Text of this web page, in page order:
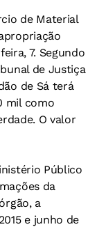
de Material
7. Segundo
de Justiça
de Sá terá
mil como
O valor
Público
da
a
e junho de